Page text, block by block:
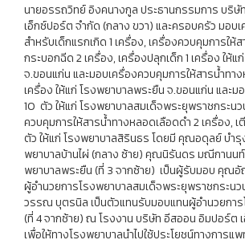
นายอรรถวิทย์ อิงคนางกูล ประธานกรรมการ บริ
เอ็กซ์ปอร์ต จำกัด (กลาง ขวา) และครอบครัว มอบ
สำหรับเด็กแรกเกิด 1 เครื่อง, เครื่องควบคุมการให้
กระบอกฉีด 2 เครื่อง, เครื่องปลุกเด็ก 1 เครื่อง ให้แ
จ.ขอนแก่น และมอบเครื่องควบคุมการให้สารน้ำทา
เครื่อง ให้แก่ โรงพยาบาลพระยืน จ.ขอนแก่น และม
10 ตัว ให้แก่ โรงพยาบาลสมเด็จพระยุพราชกระน
ควบคุมการให้สารน้ำทางหลอดเลือดดำ 2 เครื่อง,
ตัว ให้แก่ โรงพยาบาลสิรินธร โดยมี คุณอดุลย์ บำรุ
พยาบาลบ้านไผ่ (กลาง ซ้าย) คุณนิรันดร มณีกานน
พยาบาลพระยืน (ที่ 3 จากซ้าย) เป็นผู้รับมอบ คุณ
ผู้อำนวยการโรงพยาบาลสมเด็จพระยุพราชกระน
วรรณ บุตรนิล เป็นตัวแทนรับมอบแทนผู้อำนวยกา
(ที่ 4 จากซ้าย) ณ โรงงาน บริษัท อีสออน อิมปอร์ต
เพื่อให้ทางโรงพยาบาลนำไปใช้ประโยชน์ทางการแ